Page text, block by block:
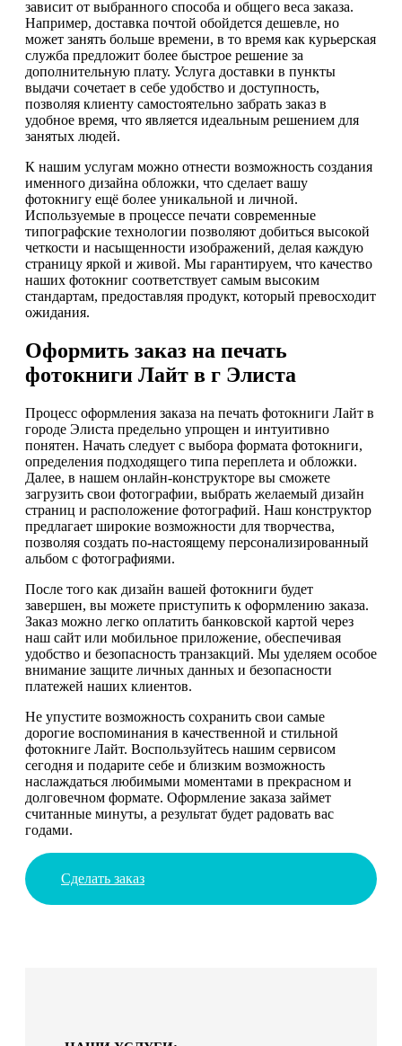
зависит от выбранного способа и общего веса заказа.
Например, доставка почтой обойдется дешевле, но
может занять больше времени, в то время как курьерская
служба предложит более быстрое решение за
дополнительную плату. Услуга доставки в пункты
выдачи сочетает в себе удобство и доступность,
позволяя клиенту самостоятельно забрать заказ в
удобное время, что является идеальным решением для
занятых людей.
К нашим услугам можно отнести возможность создания
именного дизайна обложки, что сделает вашу
фотокнигу ещё более уникальной и личной.
Используемые в процессе печати современные
типографские технологии позволяют добиться высокой
четкости и насыщенности изображений, делая каждую
страницу яркой и живой. Мы гарантируем, что качество
наших фотокниг соответствует самым высоким
стандартам, предоставляя продукт, который превосходит
ожидания.
Оформить заказ на печать
фотокниги Лайт в г Элиста
Процесс оформления заказа на печать фотокниги Лайт в
городе Элиста предельно упрощен и интуитивно
понятен. Начать следует с выбора формата фотокниги,
определения подходящего типа переплета и обложки.
Далее, в нашем онлайн-конструкторе вы сможете
загрузить свои фотографии, выбрать желаемый дизайн
страниц и расположение фотографий. Наш конструктор
предлагает широкие возможности для творчества,
позволяя создать по-настоящему персонализированный
альбом с фотографиями.
После того как дизайн вашей фотокниги будет
завершен, вы можете приступить к оформлению заказа.
Заказ можно легко оплатить банковской картой через
наш сайт или мобильное приложение, обеспечивая
удобство и безопасность транзакций. Мы уделяем особое
внимание защите личных данных и безопасности
платежей наших клиентов.
Не упустите возможность сохранить свои самые
дорогие воспоминания в качественной и стильной
фотокниге Лайт. Воспользуйтесь нашим сервисом
сегодня и подарите себе и близким возможность
наслаждаться любимыми моментами в прекрасном и
долговечном формате. Оформление заказа займет
считанные минуты, а результат будет радовать вас
годами.
Сделать заказ